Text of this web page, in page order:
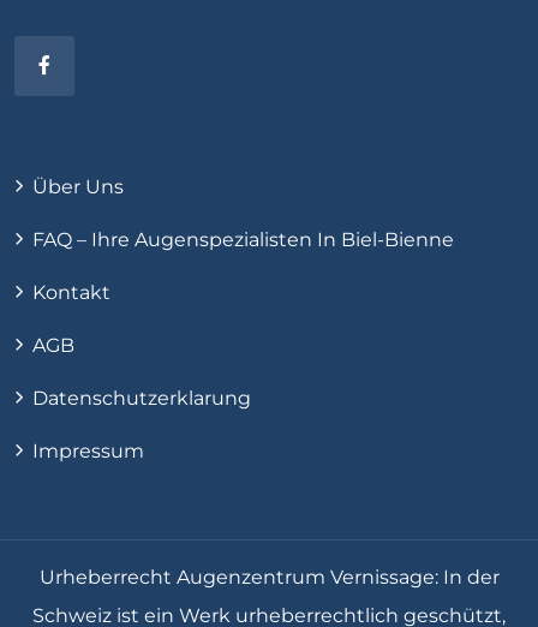
Über Uns
FAQ – Ihre Augenspezialisten In Biel-Bienne
Kontakt
AGB
Datenschutzerklarung
Impressum
Urheberrecht Augenzentrum Vernissage: In der
Schweiz ist ein Werk urheberrechtlich geschützt,